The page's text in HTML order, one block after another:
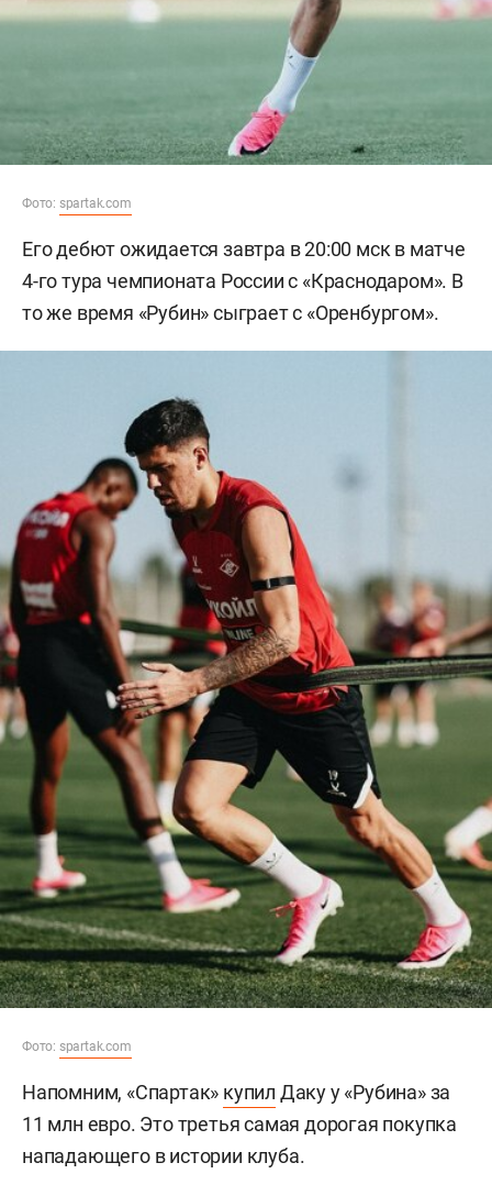
Фото: spartak.com
Его дебют ожидается завтра в 20:00 мск в матче
4-го тура чемпионата России с «Краснодаром». В
то же время «Рубин» сыграет с «Оренбургом».
Фото: spartak.com
Напомним, «Спартак» купил Даку у «Рубина» за
11 млн евро. Это третья самая дорогая покупка
нападающего в истории клуба.